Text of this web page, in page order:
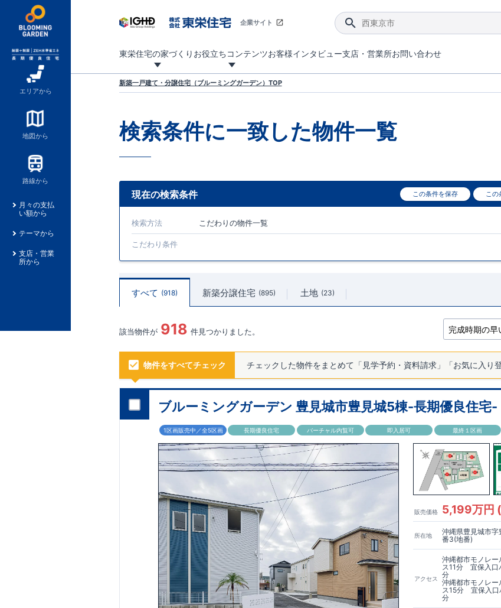
エリアから
地図から
路線から
月々の支払
い額から
テーマから
支店・営業
所から
企業サイト
東栄住宅の家づくり お役立ちコンテンツお客様インタビュー支店・営業所お問い合わせ
新築一戸建て・分譲住宅（ブルーミングガーデン）TOP
検索条件に一致した物件一覧
現在の検索条件 この条件を保存 この
検索方法 こだわりの物件一覧
こだわり条件
すべて 918 新築分譲住宅 895 土地 23
該当物件が 918 件見つかりました。
物件をすべてチェック チェックした物件をまとめて「見学予約・資料請求」「お気に入り
ブルーミングガーデン 豊見城市豊見城5棟-長期優良住宅-
1区画販売中／全5区画 長期優良住宅 バーチャル内覧可 即入居可 最終１区画
販売価格 5,199万円
所在地
沖縄県豊見城市
番3(地番)
アクセス
沖縄都市モノレ
ス11分 宜保入口
分
沖縄都市モノレ
ス15分 宜保入口
分